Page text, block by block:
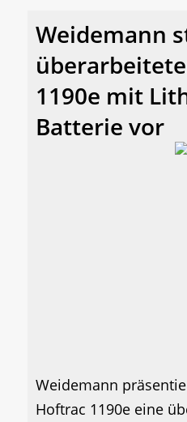
Weidemann
1190e mit
Batterie vor
Weidemann
Hoftrac 1190e eine